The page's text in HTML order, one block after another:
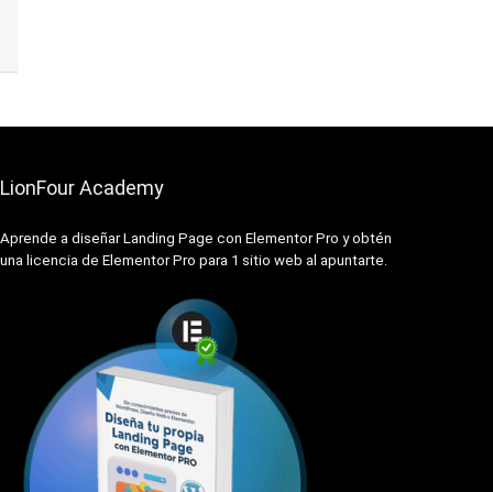
LionFour Academy
Aprende a diseñar Landing Page con Elementor Pro y obtén
una licencia de Elementor Pro para 1 sitio web al apuntarte.